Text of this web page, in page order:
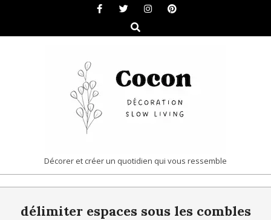
content
Search
COCON
|
DÉCORATION
Décorer et créer un quotidien qui vous ressemble
Navigationdélimiter espaces sous les combles